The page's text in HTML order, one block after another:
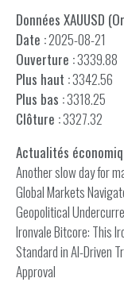
Données XAUUSD
Date :2025-08-21
Ouverture :3339.88
Plus haut :3342.56
Plus bas :3318.25
Clôture :3327.32
Actualités
Another slow day for
Global Markets
Geopolitical
Ironvale Bitcore: This
Standard in AI-Driven
Approval